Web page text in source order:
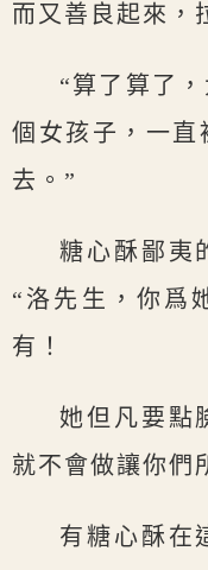
而又善良起來，
“算了算了
個女孩子，一直
去。”
糖心酥鄙夷
“洛先生，你爲
有！
她但凡要點
就不會做讓你們
有糖心酥在